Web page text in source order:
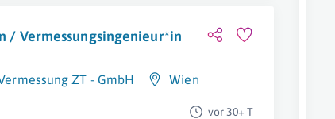
/ Vermessungsingenieur*in
ZT - GmbH Wien 4. Bezirk (Wieden)
vor 30+ T